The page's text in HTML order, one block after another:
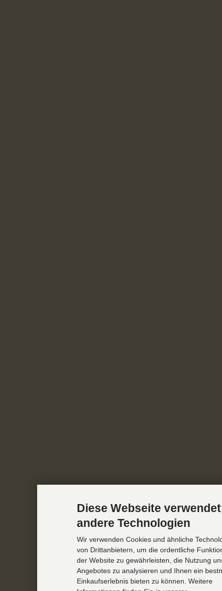
Diese Webseite
andere Technologien
Wir verwenden Cookies und ähnliche
von Drittanbietern, um die ordentliche
der Website zu gewährleisten, die Nutzung
Angebotes zu analysieren und Ihnen ein
Einkaufserlebnis bieten zu können. Weitere